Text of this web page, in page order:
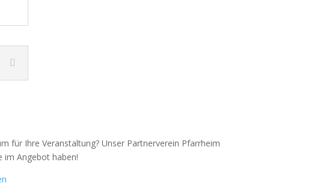
für Ihre Veranstaltung? Unser Partnerverein Pfarrheim
im Angebot haben!